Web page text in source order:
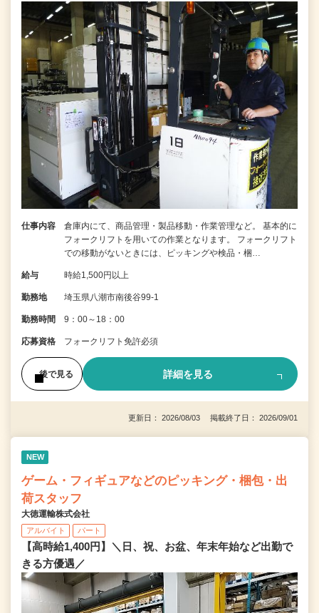
仕事内容
倉庫内にて、商品管理・製品移動・作業管理など。 基本的に
フォークリフトを用いての作業となります。 フォークリフト
での移動がないときには、ピッキングや検品・梱…
給与 時給1,500円以上
勤務地 埼玉県八潮市南後谷99‐1
勤務時間 9：00～18：00
応募資格 フォークリフト免許必須
後で見る 詳細を見る
更新日： 2026/08/03 掲載終了日： 2026/09/01
NEW
ゲーム・フィギュアなどのピッキング・梱包・出
荷スタッフ
大徳運輸株式会社
アルバイト パート
【高時給1,400円】＼日、祝、お盆、年末年始など出勤で
きる方優遇／